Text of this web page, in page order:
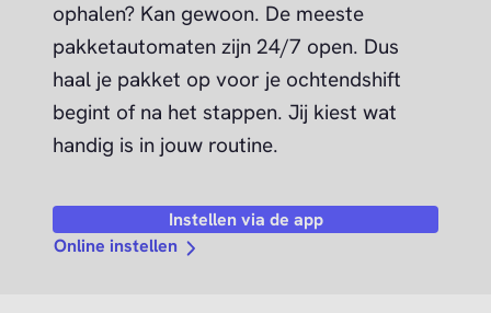
ophalen? Kan gewoon. De meeste
pakketautomaten zijn 24/7 open. Dus
haal je pakket op voor je ochtendshift
begint of na het stappen. Jij kiest wat
handig is in jouw routine.
Instellen via de app
Online instellen